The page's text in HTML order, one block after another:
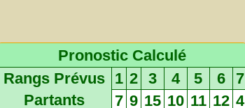
Pronostic Calculé
Rangs Prévus
1 2 3 4 5 6
7
Partants
7 9 15 10 11 12 4